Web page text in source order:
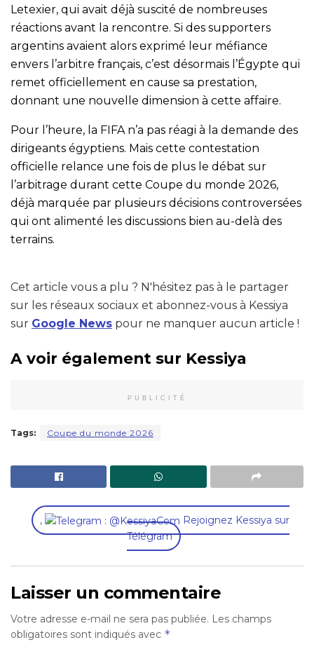
Letexier, qui avait déjà suscité de nombreuses
réactions avant la rencontre. Si des supporters
argentins avaient alors exprimé leur méfiance
envers l’arbitre français, c’est désormais l’Égypte qui
remet officiellement en cause sa prestation,
donnant une nouvelle dimension à cette affaire.
Pour l’heure, la FIFA n’a pas réagi à la demande des
dirigeants égyptiens. Mais cette contestation
officielle relance une fois de plus le débat sur
l’arbitrage durant cette Coupe du monde 2026,
déjà marquée par plusieurs décisions controversées
qui ont alimenté les discussions bien au-delà des
terrains.
Cet article vous a plu ? N'hésitez pas à le partager
sur les réseaux sociaux et abonnez-vous à Kessiya
sur Google News pour ne manquer aucun article !
A voir également sur Kessiya
PUBLICITÉ
Tags: Coupe du monde 2026
,
Rejoignez Kessiya sur
Télégram
Laisser un commentaire
Votre adresse e-mail ne sera pas publiée. Les champs
obligatoires sont indiqués avec *